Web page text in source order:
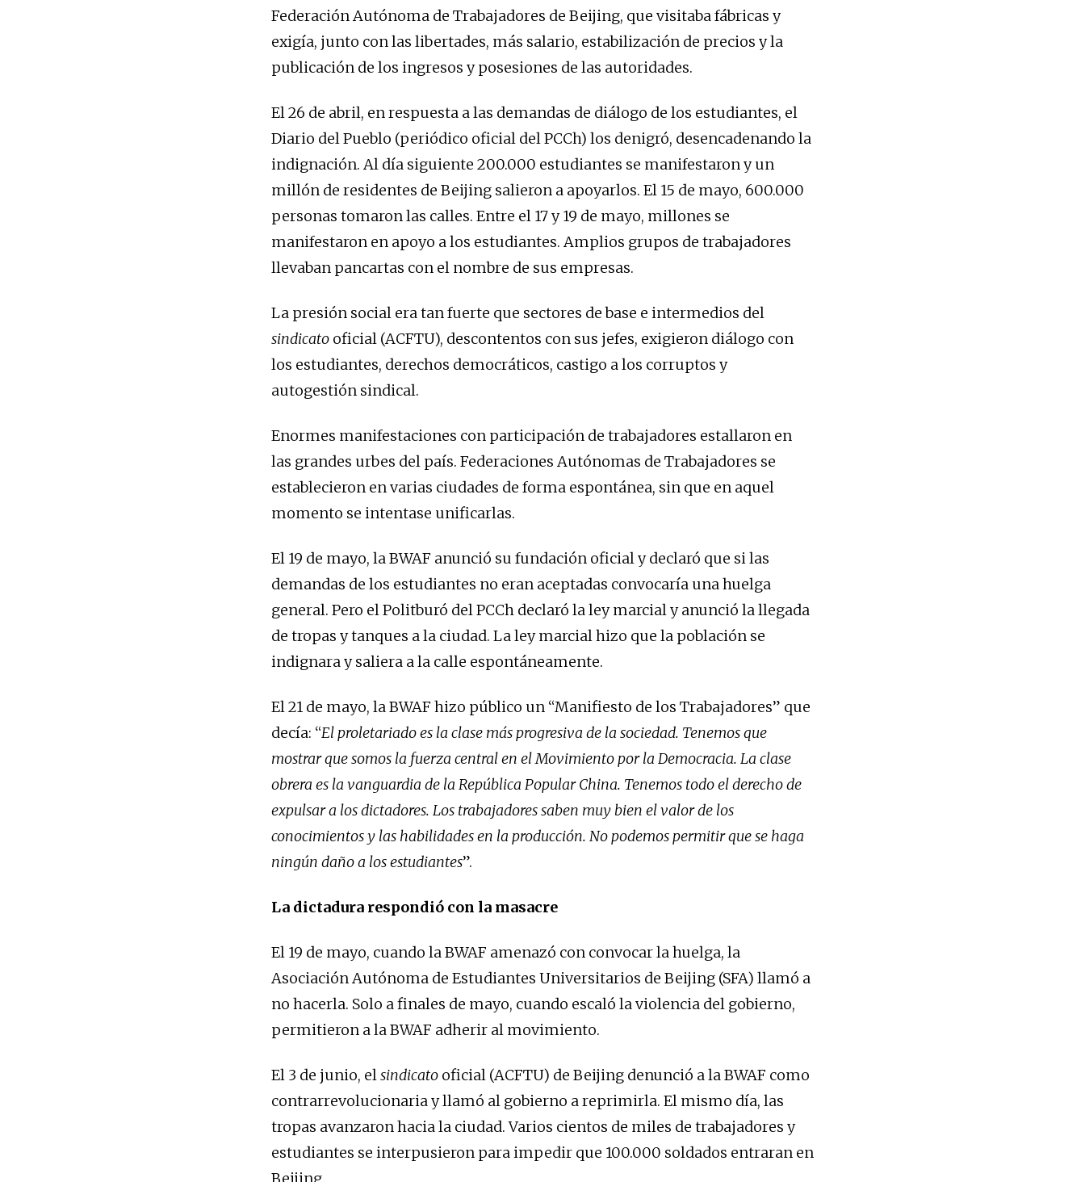
Federación Autónoma de Trabajadores de Beijing, que visitaba fábricas y
exigía, junto con las libertades, más salario, estabilización de precios y la
publicación de los ingresos y posesiones de las autoridades.
El 26 de abril, en respuesta a las demandas de diálogo de los estudiantes, el
Diario del Pueblo (periódico oficial del PCCh) los denigró, desencadenando la
indignación. Al día siguiente 200.000 estudiantes se manifestaron y un
millón de residentes de Beijing salieron a apoyarlos. El 15 de mayo, 600.000
personas tomaron las calles. Entre el 17 y 19 de mayo, millones se
manifestaron en apoyo a los estudiantes. Amplios grupos de trabajadores
llevaban pancartas con el nombre de sus empresas.
La presión social era tan fuerte que sectores de base e intermedios del
sindicato oficial (ACFTU), descontentos con sus jefes, exigieron diálogo con
los estudiantes, derechos democráticos, castigo a los corruptos y
autogestión sindical.
Enormes manifestaciones con participación de trabajadores estallaron en
las grandes urbes del país. Federaciones Autónomas de Trabajadores se
establecieron en varias ciudades de forma espontánea, sin que en aquel
momento se intentase unificarlas.
El 19 de mayo, la BWAF anunció su fundación oficial y declaró que si las
demandas de los estudiantes no eran aceptadas convocaría una huelga
general. Pero el Politburó del PCCh declaró la ley marcial y anunció la llegada
de tropas y tanques a la ciudad. La ley marcial hizo que la población se
indignara y saliera a la calle espontáneamente.
El 21 de mayo, la BWAF hizo público un “Manifiesto de los Trabajadores” que
decía: “El proletariado es la clase más progresiva de la sociedad. Tenemos que
mostrar que somos la fuerza central en el Movimiento por la Democracia. La clase
obrera es la vanguardia de la República Popular China. Tenemos todo el derecho de
expulsar a los dictadores. Los trabajadores saben muy bien el valor de los
conocimientos y las habilidades en la producción. No podemos permitir que se haga
ningún daño a los estudiantes”.
La dictadura respondió con la masacre
El 19 de mayo, cuando la BWAF amenazó con convocar la huelga, la
Asociación Autónoma de Estudiantes Universitarios de Beijing (SFA) llamó a
no hacerla. Solo a finales de mayo, cuando escaló la violencia del gobierno,
permitieron a la BWAF adherir al movimiento.
El 3 de junio, elsindicato oficial (ACFTU) de Beijing denunció a la BWAF como
contrarrevolucionaria y llamó al gobierno a reprimirla. El mismo día, las
tropas avanzaron hacia la ciudad. Varios cientos de miles de trabajadores y
estudiantes se interpusieron para impedir que 100.000 soldados entraran en
Beijing.